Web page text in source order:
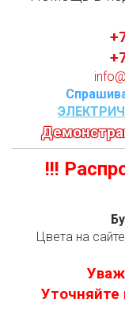
!!!
Цвета на
Уточняйте